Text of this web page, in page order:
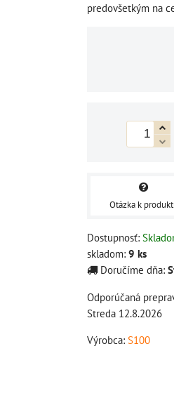
predovšetkým na
Otázka k
Dostupnosť:
skladom: 9 ks
Doručíme dňa:
Streda 12.8.2026
Výrobca: S100